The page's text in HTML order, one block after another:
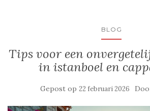
BLOG
Tips voor een
in istanboel en
Gepost op 22 februari 2026